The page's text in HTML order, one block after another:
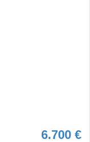
6.700 €